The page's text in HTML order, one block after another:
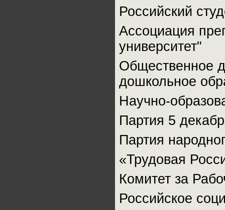
Российский
Ассоциация
университет"
Общественное
дошкольное
Научно-
Партия 5
Партия
«Трудовая
Комитет за
Российское